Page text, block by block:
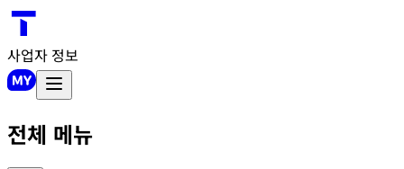
사업자 정보
전체 메뉴